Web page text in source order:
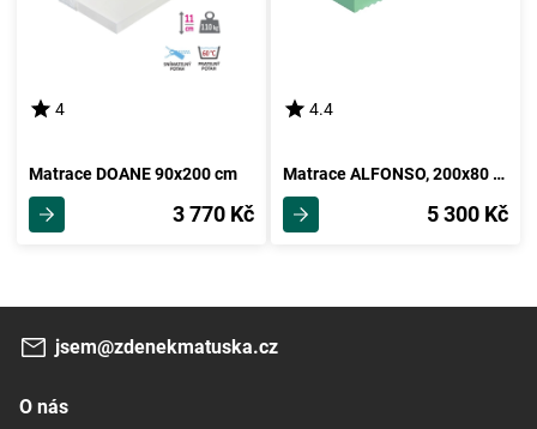
4
Matrace DOANE 90x200 cm
3 770 Kč
4.4
Matrace ALFONSO, 200x80 cm, výška 18 cm!
5 300 Kč
jsem@zdenekmatuska.cz
O nás